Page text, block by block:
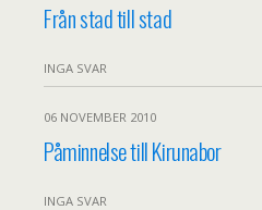
Från stad till stad
INGA SVAR
06 NOVEMBER 2010
Påminnelse till Kirunabor
INGA SVAR